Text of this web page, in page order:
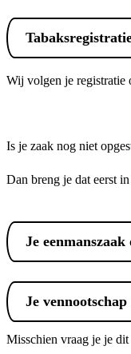
Wij volgen je registratie
Is je zaak nog niet
Dan breng je dat eerst
Je
Je
Misschien vraag je je